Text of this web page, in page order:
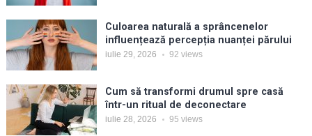
Culoarea naturală a sprâncenelor
influențează percepția nuanței părului
iulie 29, 2026 92 views
Cum să transformi drumul spre casă
într-un ritual de deconectare
iulie 28, 2026 95 views